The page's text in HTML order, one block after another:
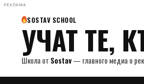
РЕКЛАМА